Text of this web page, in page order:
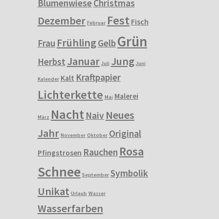
BlumenwieseChristmas
Dezember Februar Fest Fisch
Frau FrühlingGelbGrün
Herbst Januar Juli Jung Juni
Kalender Kalt Kraftpapier
Lichterkette Mai Malerei
März Nacht Naiv Neues
Jahr November Oktober Original
Pfingstrosen Rauchen Rosa
Schnee September Symbolik
Unikat Urlaub Wasser
Wasserfarben